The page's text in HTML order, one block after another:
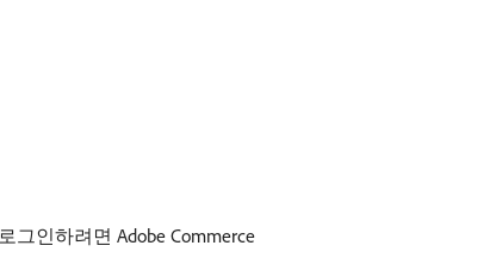
그인하려면 Adobe Commerce